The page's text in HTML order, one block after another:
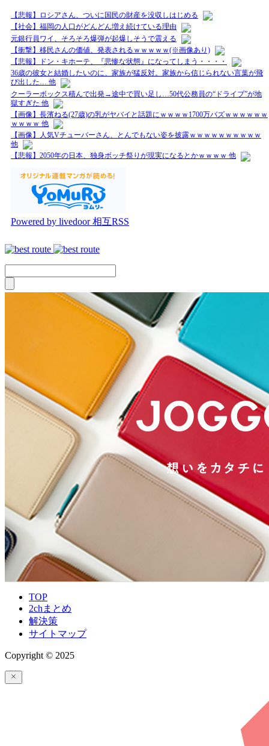
【悲報】ロシアさん、ついに国民の財産を没収しはじめる
【社会】福岡の人口がどんどん増え続けている理由
元銀行員ワイ、そろそろ爆弾が起爆しそうで震える
【衝撃】移民さんの価値、発表されるｗｗｗｗｗ(※画像あり)
【悲報】ドン・キホーテ、『悲惨な状態』になってしまう・・・・
36歳の彼女と結婚したいのに、家族が猛反対。家族から信じられない言葉が飛
び出した… 他
クーラーボックス積んで出発→途中で買い足し…50代公務員の“ドライブ”が地
獄すぎた 他
【画像】長濱ねる(27歳)の乳がヤバイと話題にｗｗｗｗ1700万バズｗｗｗｗｗｗ
ｗｗｗｗ 他
【画像】人気Vチューバーさん、とんでもない姿を披露ｗｗｗｗｗｗｗｗｗｗ
他
【悲報】2050年の日本、独身ボッチ祭りが現実になるとかｗｗｗｗ 他
Powered by livedoor 相互RSS
TOP
2chまとめ
解決策
サイトマップ
Copyright © 2025